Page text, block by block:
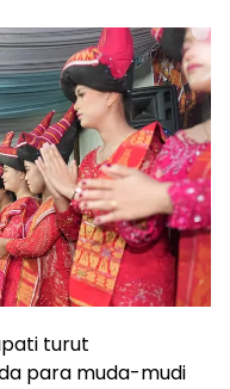
turut
para muda-mudi